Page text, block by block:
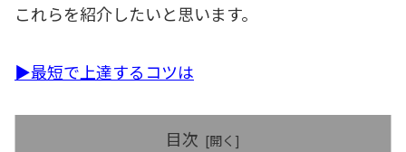
これらを紹介したいと思います。
▶最短で上達するコツは
目次